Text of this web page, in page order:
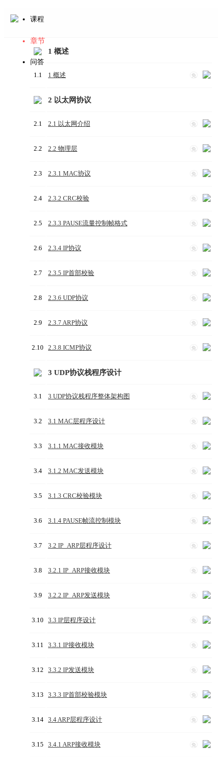
课程
章节
问答
1 概述
1.1 免
1 概述
2 以太网协议
2.1 免
2.1 以太网介绍
2.2 免
2.2 物理层
2.3 免
2.3.1 MAC协议
2.4 免
2.3.2 CRC校验
2.5 免
2.3.3 PAUSE流量控制帧格式
2.6 免
2.3.4 IP协议
2.7 免
2.3.5 IP首部校验
2.8 免
2.3.6 UDP协议
2.9 免
2.3.7 ARP协议
2.10 免
2.3.8 ICMP协议
3 UDP协议栈程序设计
3.1 免
3 UDP协议栈程序整体架构图
3.2 免
3.1 MAC层程序设计
3.3 免
3.1.1 MAC接收模块
3.4 免
3.1.2 MAC发送模块
3.5 免
3.1.3 CRC校验模块
3.6 免
3.1.4 PAUSE帧流控制模块
3.7 免
3.2 IP_ARP层程序设计
3.8 免
3.2.1 IP_ARP接收模块
3.9 免
3.2.2 IP_ARP发送模块
3.10 免
3.3 IP层程序设计
3.11 免
3.3.1 IP接收模块
3.12 免
3.3.2 IP发送模块
3.13 免
3.3.3 IP首部校验模块
3.14 免
3.4 ARP层程序设计
3.15 免
3.4.1 ARP接收模块